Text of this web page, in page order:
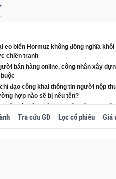
eo biển Hormuz không đồng nghĩa khôi
chiến tranh
bán hàng online, công nhân xây
buộc
đạo công khai thông tin người nộp
hợp nào sẽ bị nêu tên?
và Môi trường: Nhiệt điện Vĩnh
Tra cứu GD Lọc cổ phiếu Giá